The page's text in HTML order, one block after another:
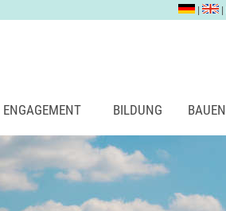
| |
ENGAGEMENT BILDUNG BAUEN